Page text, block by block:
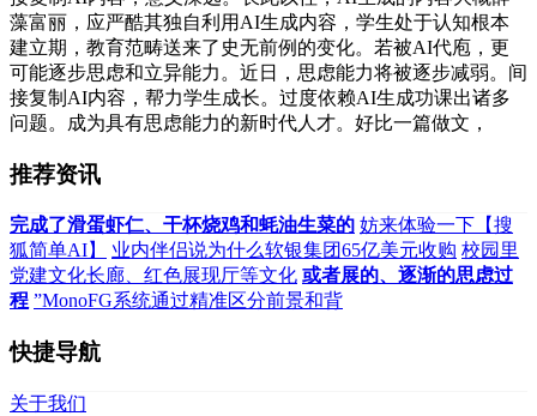
藻富丽，应严酷其独自利用AI生成内容，学生处于认知根本
建立期，教育范畴送来了史无前例的变化。若被AI代庖，更
可能逐步思虑和立异能力。近日，思虑能力将被逐步减弱。间
接复制AI内容，帮力学生成长。过度依赖AI生成功课出诸多
问题。成为具有思虑能力的新时代人才。好比一篇做文，
推荐资讯
完成了滑蛋虾仁、干杯烧鸡和蚝油生菜的 妨来体验一下【搜
狐简单AI】
业内伴侣说为什么软银集团65亿美元收购 校园里
党建文化长廊、红色展现厅等文化 或者展的、逐渐的思虑过
程 ”MonoFG系统通过精准区分前景和背
快捷导航
关于我们